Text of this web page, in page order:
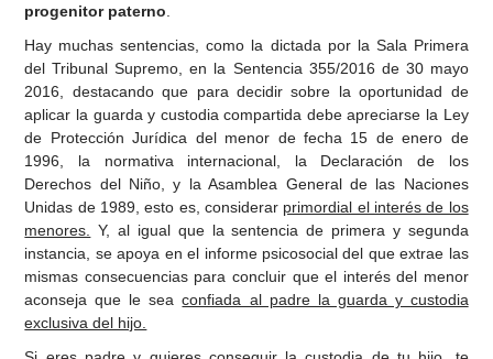
progenitor paterno
Hay muchas sentencias, como la dictada por la Sala Primera
del Tribunal Supremo, en la Sentencia 355/2016 de 30 mayo
2016, destacando que para decidir sobre la oportunidad de
aplicar la guarda y custodia compartida debe apreciarse la Ley
de Protección Jurídica del menor de fecha 15 de enero de
1996, la normativa internacional, la Declaración de los
Derechos del Niño, y la Asamblea General de las Naciones
Unidas de 1989, esto es, considerar primordial el interés de los
menores.
Y, al igual que la sentencia de primera y segunda
instancia, se apoya en el informe psicosocial del que extrae las
mismas consecuencias para concluir que el interés del menor
aconseja que le seaconfiada al padre la guarda y custodia
exclusiva del hijo.